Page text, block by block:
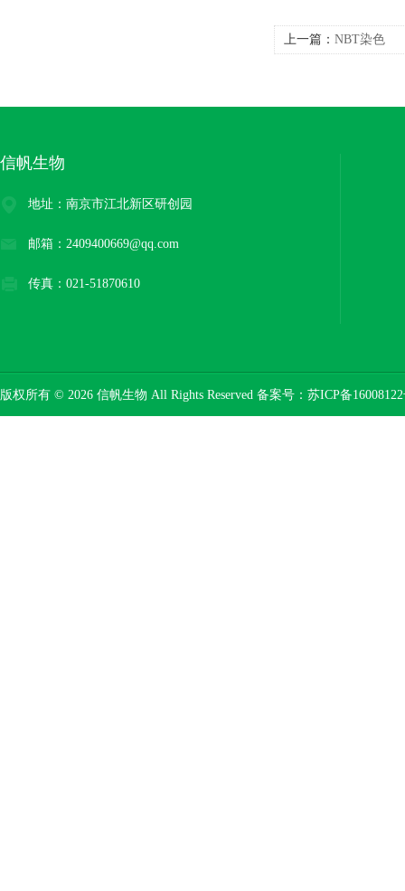
上一篇： NBT染色
信帆生物
地址：南京市江北新区研创园
邮箱：2409400669@qq.com
传真：021-51870610
版权所有 © 2026 信帆生物 All Rights Reserved 备案号： 苏ICP备